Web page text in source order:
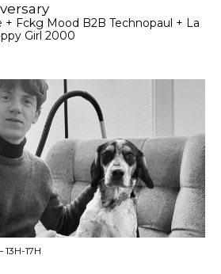
+ Fckg Mood B2B Technopaul + La
Girl 2000
13H-17H